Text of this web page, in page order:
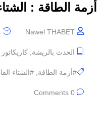
أزمة الطاقة :
Nawel THABET
الحدث بالريشة كاريكاتور
#أزمة الطاقة #الشتاء